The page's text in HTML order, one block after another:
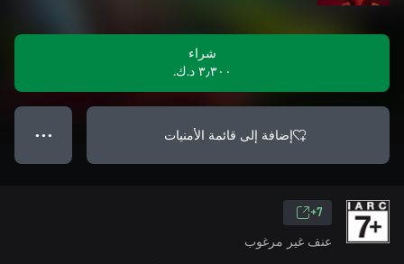
شراء
٣٫٣٠٠ د.ك.‏
إضافة إلى قائمة الأمنيات ● ● ●
7+
عنف غير مرغوب